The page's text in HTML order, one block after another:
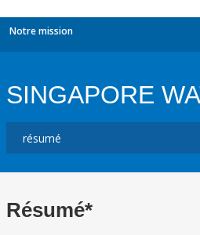
Notre mission
SINGAPORE
Résumé*